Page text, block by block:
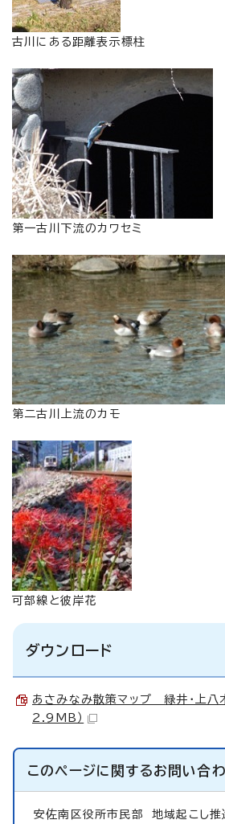
古川にある距離表示標柱
第一古川下流のカワセミ
第二古川上流のカモ
可部線と彼岸花
ダウンロード
あさみなみ散策マップ 緑井・上八
2.9MB）
このページに関するお問い合
安佐南区役所市民部 地域起こし推